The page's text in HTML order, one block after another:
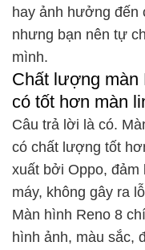
hay ảnh hưởng đến
nhưng bạn nên tự
mình.
Chất lượng màn
có tốt hơn màn
Câu trả lời là có.
có chất lượng tốt
xuất bởi Oppo,
máy, không gây ra
Màn hình Reno 8
hình ảnh, màu sắc,